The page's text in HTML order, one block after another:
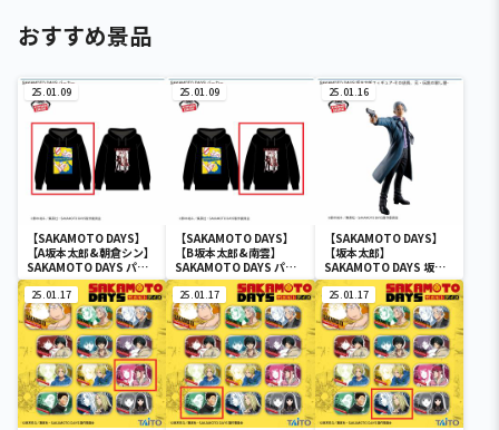
おすすめ景品
25.01.09
【SAKAMOTO DAYS】
【A坂本太郎&朝倉シン】
SAKAMOTO DAYS パー
カー
25.01.09
【SAKAMOTO DAYS】
【B坂本太郎&南雲】
SAKAMOTO DAYS パー
カー
25.01.16
【SAKAMOTO DAYS】
【坂本太郎】
SAKAMOTO DAYS 坂本
太郎フィギュア-その店
長、元・伝説の殺し屋-
25.01.17 25.01.17 25.01.17